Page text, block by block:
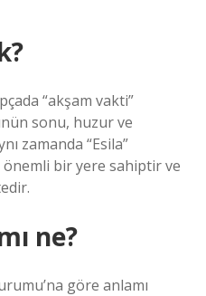
sonu, huzur ve
zamanda “Esila”
bir yere sahiptir ve
ne?
göre anlamı